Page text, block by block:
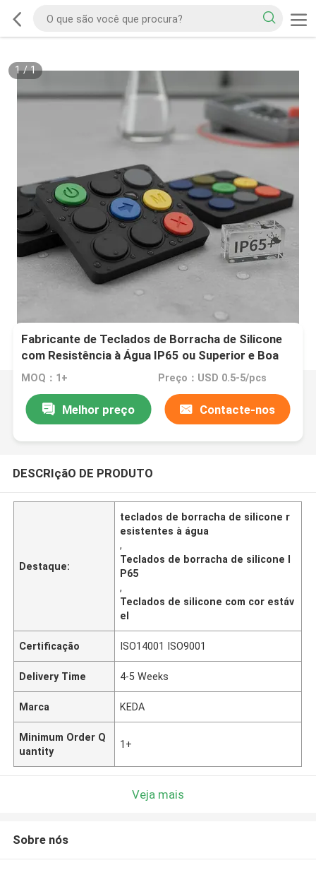
1/1
Fabricante de Teclados de Borracha de Silicone
com Resistência à Água IP65 ou Superior e Boa
Estabilidade de Cor para Interfaces de
MOQ：1+ Preço：USD 0.5-5/pcs
Melhor preço Contacte-nos
DESCRIçãO DE PRODUTO
Destaque:
teclados de borracha de silicone r
esistentes à água
,
Teclados de borracha de silicone I
P65
,
Teclados de silicone com cor estáv
el
Certificação ISO14001 ISO9001
Delivery Time 4-5 Weeks
Marca KEDA
Minimum Order Q
uantity
1+
Veja mais
Sobre nós